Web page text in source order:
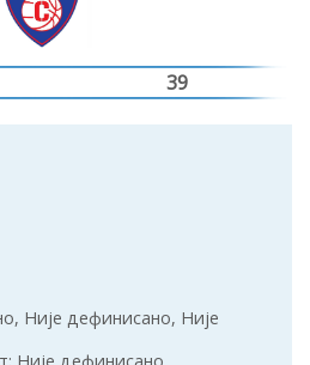
39
Није дефинисано, Није